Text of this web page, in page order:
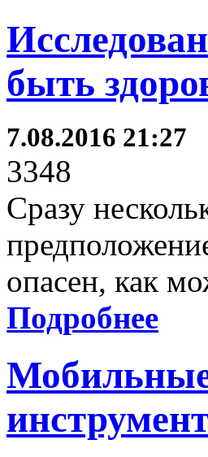
быть
7.08.2016 21:27
3348
Сразу
опасен, как
Подробнее